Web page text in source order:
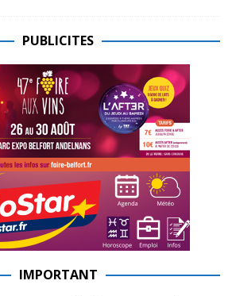
PUBLICITES
IMPORTANT